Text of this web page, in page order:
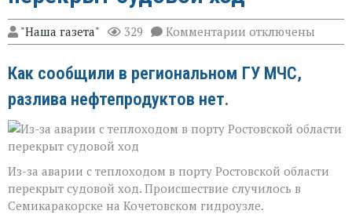
"Наша газета" 329 Комментарии к
записи
за
аварии
в
порту
области
перекрыт
судовой
ход
отключены
Как сообщили в региональном ГУ МЧС,
разлива нефтепродуктов нет.
Из-за аварии с теплоходом в порту Ростовской области
перекрыт судовой ход. Происшествие случилось в
Семикаракорске на Кочетовском гидроузле.